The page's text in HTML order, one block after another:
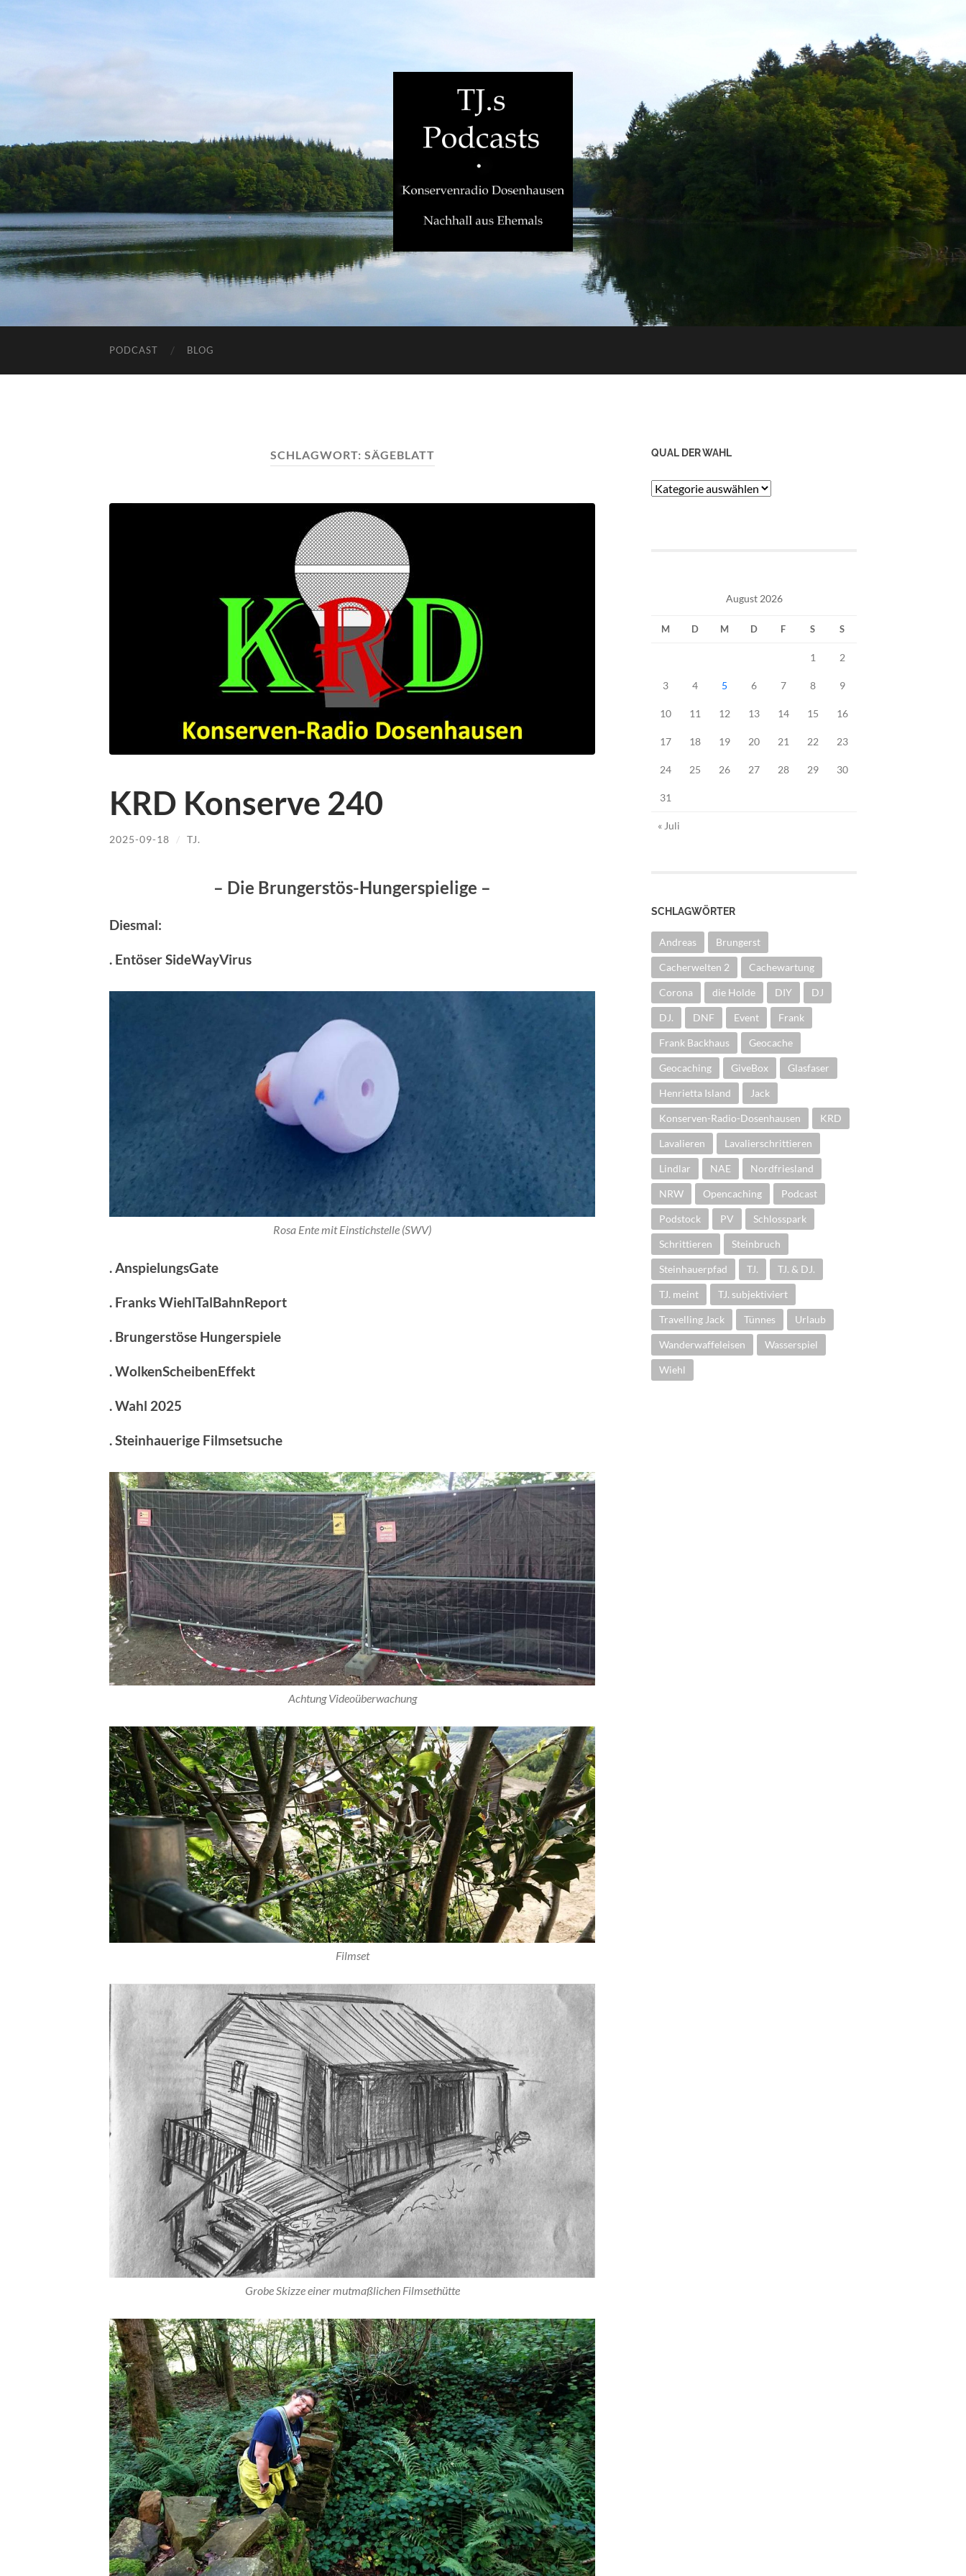
PODCAST BLOG
SCHLAGWORT: SÄGEBLATT
KRD Konserve 240
2025-09-18 / TJ.
– Die Brungerstös-Hungerspielige –
Diesmal:
. Entöser SideWayVirus
Rosa Ente mit Einstichstelle (SWV)
. AnspielungsGate
. Franks WiehlTalBahnReport
. Brungerstöse Hungerspiele
. WolkenScheibenEffekt
. Wahl 2025
. Steinhauerige Filmsetsuche
Achtung Videoüberwachung
Filmset
Grobe Skizze einer mutmaßlichen Filmsethütte
QUAL DER WAHL
Qual
August 2026
M D M D F S S
1 2
3 4 5 6 7 8 9
10 11 12 13 14 15 16
17 18 19 20 21 22 23
24 25 26 27 28 29 30
31
« Juli
SCHLAGWÖRTER
Andreas Brungerst
Cacherwelten 2 Cachewartung
Corona die Holde DIY DJ
DJ. DNF Event Frank
Frank Backhaus Geocache
Geocaching GiveBox Glasfaser
Henrietta Island Jack
Konserven-Radio-Dosenhausen KRD
Lavalieren Lavalierschrittieren
Lindlar NAE Nordfriesland
NRW Opencaching Podcast
Podstock PV Schlosspark
Schrittieren Steinbruch
Steinhauerpfad TJ. TJ. & DJ.
TJ. meint TJ. subjektiviert
Travelling Jack Tünnes Urlaub
Wanderwaffeleisen Wasserspiel
Wiehl